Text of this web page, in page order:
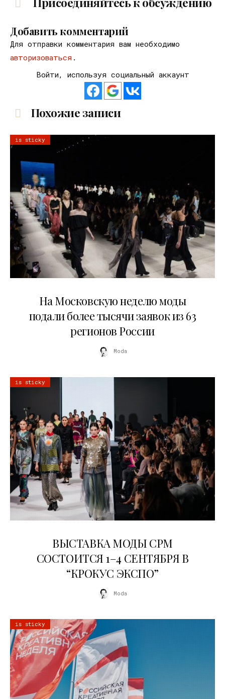
Добавить комментарий
Для отправки комментария вам необходимо
авторизоваться .
Войти, используя социальный аккаунт
Похожие записи
is sticky
На Московскую неделю моды
подали более тысячи заявок из 63
регионов России
Moda
is sticky
ВЫСТАВКА МОДЫ CPM
СОСТОИТСЯ 1–4 СЕНТЯБРЯ В
“КРОКУС ЭКСПО”
Moda
is sticky